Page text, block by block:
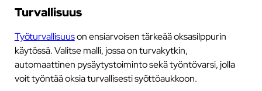
Turvallisuus
Työturvallisuuson ensiarvoisen tärkeää oksasilppurin
käytössä. Valitse malli, jossa on turvakytkin,
automaattinen pysäytystoiminto sekä työntövarsi, jolla
voit työntää oksia turvallisesti syöttöaukkoon.